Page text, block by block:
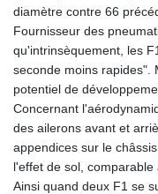
diamètre contre 66
Fournisseur des
qu'intrinsèquement, les
seconde moins rapides".
potentiel de
Concernant
des ailerons avant et
appendices sur le
l'effet de sol,
Ainsi quand deux F1 se